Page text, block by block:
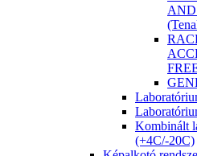
Kombinált
(+4C/-20C)